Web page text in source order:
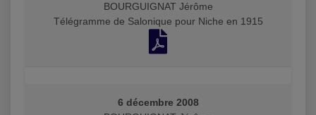
BOURGUIGNAT Jérôme
Télégramme de Salonique pour Niche en 1915
6 décembre 2008